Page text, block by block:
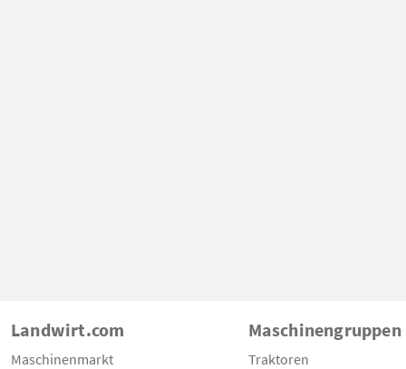
Landwirt.com
Maschinenmarkt
Maschinengruppen
Traktoren